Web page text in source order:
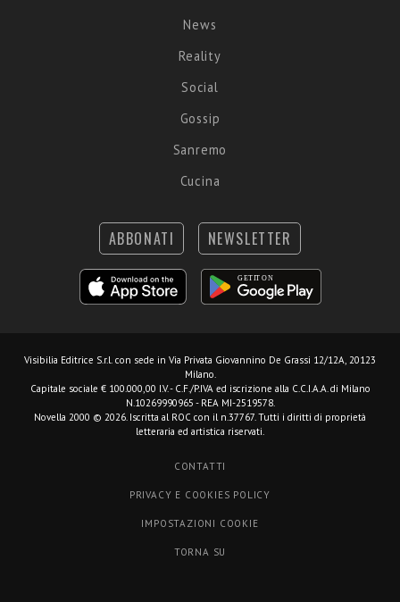
News
Reality
Social
Gossip
Sanremo
Cucina
ABBONATI NEWSLETTER
Visibilia Editrice S.r.l. con sede in Via Privata Giovannino De Grassi 12/12A, 20123
Milano.
Capitale sociale € 100.000,00 I.V. - C.F./P.IVA ed iscrizione alla C.C.I.A.A. di Milano
N.10269990965 - REA MI-2519578.
Novella 2000 © 2026. Iscritta al ROC con il n.37767. Tutti i diritti di proprietà
letteraria ed artistica riservati.
CONTATTI
PRIVACY E COOKIES POLICY
IMPOSTAZIONI COOKIE
TORNA SU